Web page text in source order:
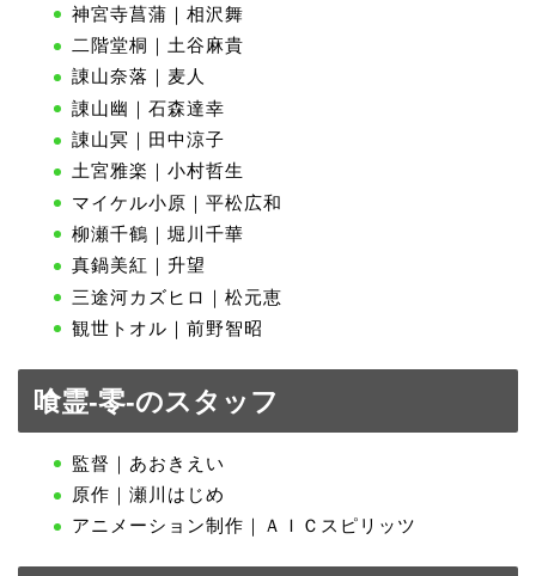
神宮寺菖蒲｜相沢舞
二階堂桐｜土谷麻貴
諌山奈落｜麦人
諌山幽｜石森達幸
諌山冥｜田中涼子
土宮雅楽｜小村哲生
マイケル小原｜平松広和
柳瀬千鶴｜堀川千華
真鍋美紅｜升望
三途河カズヒロ｜松元恵
観世トオル｜前野智昭
喰霊-零-のスタッフ
監督｜あおきえい
原作｜瀬川はじめ
アニメーション制作｜ＡＩＣスピリッツ